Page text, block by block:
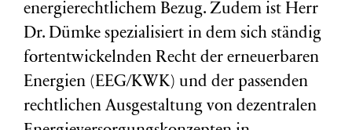
energierechtlichem Bezug. Zudem ist Herr
Dr. Dümke spezialisiert in dem sich ständig
fortentwickelnden Recht der erneuerbaren
Energien (EEG/KWK) und der passenden
rechtlichen Ausgestaltung von dezentralen